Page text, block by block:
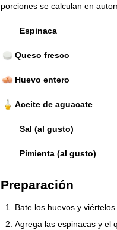
porciones se calculan en
Espinaca
Queso fresco
Huevo entero
Aceite de aguacate
Sal (al gusto)
Pimienta (al gusto)
Preparación
Bate los huevos y
Agrega las espinacas y el